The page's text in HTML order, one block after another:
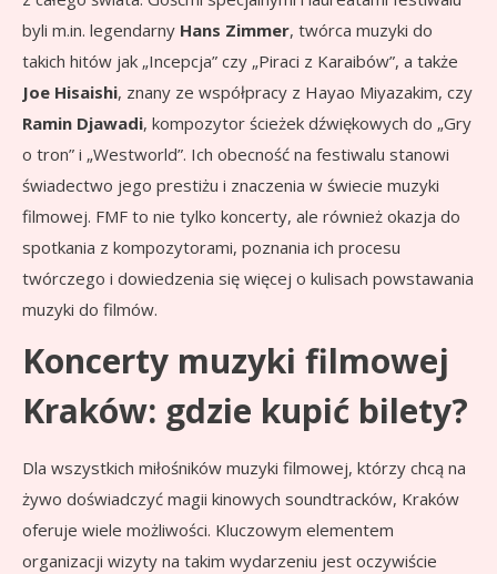
byli m.in. legendarny Hans Zimmer, twórca muzyki do
takich hitów jak „Incepcja” czy „Piraci z Karaibów”, a także
Joe Hisaishi, znany ze współpracy z Hayao Miyazakim, czy
Ramin Djawadi, kompozytor ścieżek dźwiękowych do „Gry
o tron” i „Westworld”. Ich obecność na festiwalu stanowi
świadectwo jego prestiżu i znaczenia w świecie muzyki
filmowej. FMF to nie tylko koncerty, ale również okazja do
spotkania z kompozytorami, poznania ich procesu
twórczego i dowiedzenia się więcej o kulisach powstawania
muzyki do filmów.
Koncerty muzyki filmowej
Kraków: gdzie kupić bilety?
Dla wszystkich miłośników muzyki filmowej, którzy chcą na
żywo doświadczyć magii kinowych soundtracków, Kraków
oferuje wiele możliwości. Kluczowym elementem
organizacji wizyty na takim wydarzeniu jest oczywiście